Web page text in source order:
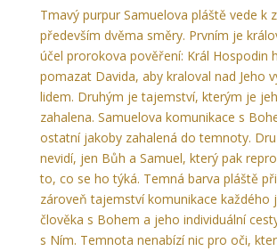
Tmavý purpur Samuelova pláště vede k
především dvěma směry. Prvním je
účel prorokova pověření: Král Hospodin
pomazat Davida, aby kraloval nad Jeho
lidem. Druhým je tajemství, kterým je
zahalena. Samuelova komunikace s
ostatní jakoby zahalená do temnoty.
nevidí, jen Bůh a Samuel, který pak
to, co se ho týká. Temná barva pláště
zároveň tajemství komunikace každého
člověka s Bohem a jeho individuální
s Ním. Temnota nenabízí nic pro oči,